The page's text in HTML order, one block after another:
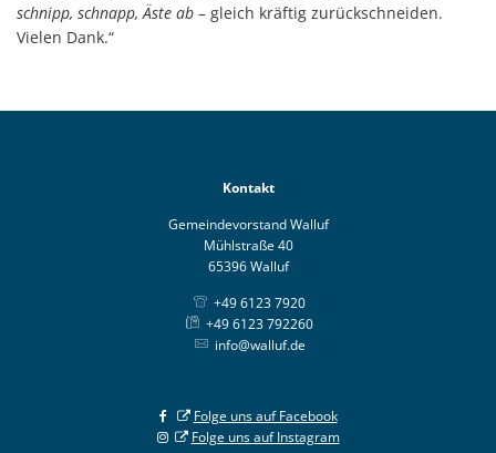
schnipp, schnapp, Äste ab – gleich kräftig zurückschneiden.
Vielen Dank.“
Kontakt
Gemeindevorstand Walluf
Mühlstraße 40
65396 Walluf
+49 6123 7920
+49 6123 792260
info@walluf.de
Folge uns auf Facebook
Folge uns auf Instagram